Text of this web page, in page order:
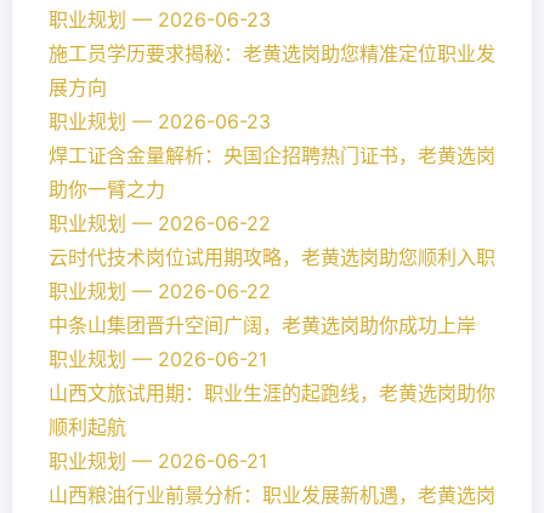
职业规划 — 2026-06-23
施工员学历要求揭秘：老黄选岗助您精准定位职业发
展方向
职业规划 — 2026-06-23
焊工证含金量解析：央国企招聘热门证书，老黄选岗
助你一臂之力
职业规划 — 2026-06-22
云时代技术岗位试用期攻略，老黄选岗助您顺利入职
职业规划 — 2026-06-22
中条山集团晋升空间广阔，老黄选岗助你成功上岸
职业规划 — 2026-06-21
山西文旅试用期：职业生涯的起跑线，老黄选岗助你
顺利起航
职业规划 — 2026-06-21
山西粮油行业前景分析：职业发展新机遇，老黄选岗